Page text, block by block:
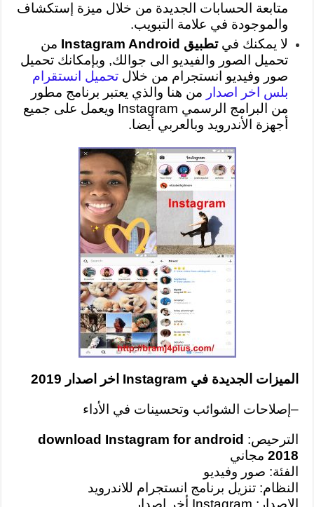
متابعة الحسابات الجديدة من خلال ميزة إستكشاف
والموجودة في علامة التبويب.
لا يمكنك فيتطبيق Instagram Android
من
تحميل الصور والفيديو الى جوالك, وبإمكانك تحميل
صور وفيديو انستجرام من خلالتحميل انستقرام
بلس اخر اصدار من هنا والذي يعتبر برنامج مطور
من البرامج الرسمي Instagram ويعمل على جميع
أجهزة الأندرويد وبالعربي أيضا.
الميزات الجديدة في Instagram اخر اصدار 2019
– إصلاحات الشوائب وتحسينات في الأداء
الترحيص: download Instagram for android
2018 مجاني
الفئة: صور وفيديو
النظام: تنزيل برنامج انستجرام للاندرويد
الإصدار: Instagram أخر إصدار